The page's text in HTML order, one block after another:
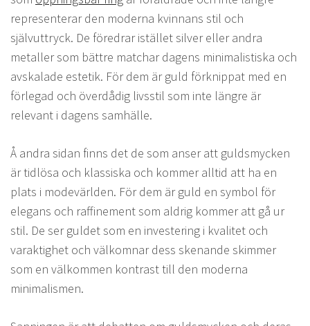
representerar den moderna kvinnans stil och
självuttryck. De föredrar istället silver eller andra
metaller som bättre matchar dagens minimalistiska och
avskalade estetik. För dem är guld förknippat med en
förlegad och överdådig livsstil som inte längre är
relevant i dagens samhälle.
Å andra sidan finns det de som anser att guldsmycken
är tidlösa och klassiska och kommer alltid att ha en
plats i modevärlden. För dem är guld en symbol för
elegans och raffinement som aldrig kommer att gå ur
stil. De ser guldet som en investering i kvalitet och
varaktighet och välkomnar dess skenande skimmer
som en välkommen kontrast till den moderna
minimalismen.